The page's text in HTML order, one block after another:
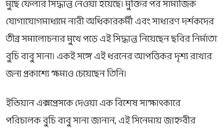
মুছে ফেলার সিদ্ধান্ত নেওয়া হয়েছে। মুক্তির পর সামাজিক
যোগাযোগমাধ্যমে নারী অধিকারকর্মী এবং সাধারণ দর্শকদের
তীব্র সমালোচনার মুখে পড়ে এই সিদ্ধান্ত নিয়েছেন ছবির নির্মাতা
বুচি বাবু সানা। একই সঙ্গে এই ধরনের আপত্তিকর দৃশ্য রাখার
জন্য প্রকাশ্যে ক্ষমাও চেয়েছেন তিনি।
ইন্ডিয়ান এক্সপ্রেসকে দেওয়া এক বিশেষ সাক্ষাৎকারে
পরিচালক বুচি বাবু সানা জানান, এই সিনেমায় জাহ্নবীর